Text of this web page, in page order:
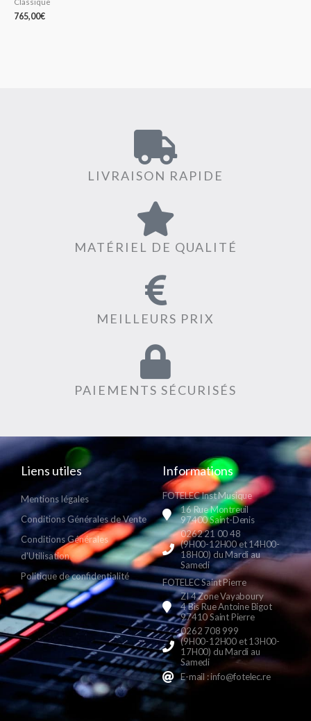
765,00€
LIVRAISON RAPIDE
MATÉRIEL DE QUALITÉ
MEILLEURS PRIX
PAIEMENTS SÉCURISÉS
Liens utiles
Mentions légales
Conditions Générales de Vente
Conditions Générales
d'Utilisation
Politique de confidentialité
Informations
FOTELEC Inst Musique
16 Rue Montreuil
97400 Saint-Denis
0262 21 00 48
(9H00-12H00 et 14H00-
18H00) du Mardi au
Samedi
FOTELEC Saint Pierre
ZI 4 Zone Vayaboury
4 Bis Rue Antoine Bigot
97410 Saint Pierre
0262 708 999
(9H00-12H00 et 13H00-
17H00) du Mardi au
Samedi
E-mail : info@fotelec.re